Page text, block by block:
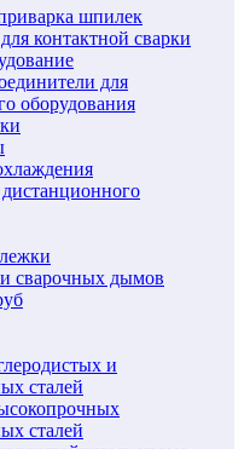
шпилек
контактной сварки
для
оборудования
сварочных дымов
и
сталей
сталей